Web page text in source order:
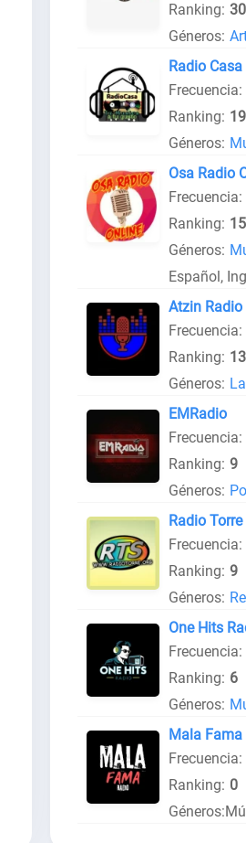
Ranking: 30
Géneros:
Radio Casa
Ranking: 19
Géneros:
Osa Radio
Ranking: 15
Géneros:
Español,
Atzin Radio
Ranking: 13
Géneros:
EMRadio
Ranking: 9
Géneros:
Radio
Ranking: 9
Géneros:
One Hits
Ranking: 6
Géneros:
Mala Fama
Ranking: 0
Géneros: